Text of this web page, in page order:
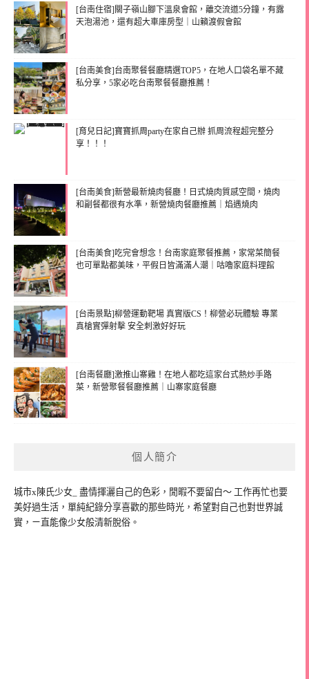
[台南住宿]關子嶺山腳下溫泉會館，離交流道5分鐘，有露
天泡湯池，還有超大車庫房型｜山籟渡假會館
[台南美食]台南聚餐餐廳精選TOP5，在地人口袋名單不藏
私分享，5家必吃台南聚餐餐廳推薦！
[育兒日記]寶寶抓周party在家自己辦 抓周流程超完整分
享！！！
[台南美食]新營最新燒肉餐廳！日式燒肉質感空間，燒肉
和副餐都很有水準，新營燒肉餐廳推薦｜焰遇燒肉
[台南美食]吃完會想念！台南家庭聚餐推薦，家常菜簡餐
也可單點都美味，平假日皆滿滿人潮｜咕嚕家庭料理館
[台南景點]柳營運動靶場 真實版CS！柳營必玩體驗 專業
真槍實彈射擊 安全刺激好好玩
[台南餐廳]激推山寨雞！在地人都吃這家台式熱炒手路
菜，新營聚餐餐廳推薦｜山寨家庭餐廳
個人簡介
城市x陳氏少女_ 盡情揮灑自己的色彩，閒暇不要留白～ 工作再忙也要
美好過生活，單純紀錄分享喜歡的那些時光，希望對自己也對世界誠
實，ㄧ直能像少女般清新脫俗。